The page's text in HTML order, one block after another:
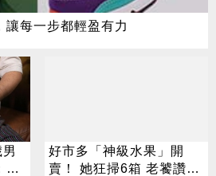
讓每一步都輕盈有力
無
好市多「神級水果」開
賣！ 她狂掃6箱 老饕讚：